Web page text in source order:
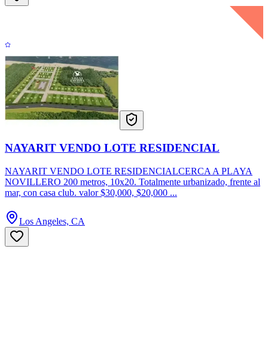
NAYARIT VENDO LOTE RESIDENCIAL
NAYARIT VENDO LOTE RESIDENCIALCERCA A PLAYA
NOVILLERO 200 metros, 10x20. Totalmente urbanizado, frente al
mar, con casa club. valor $30,000, $20,000 ...
Los Angeles, CA